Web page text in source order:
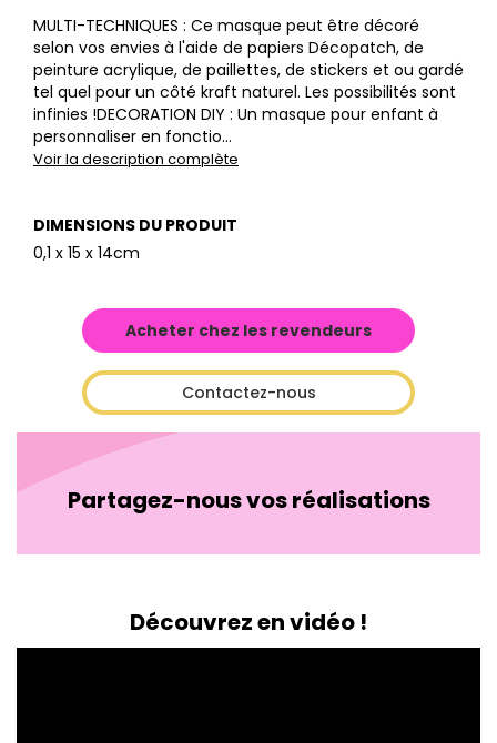
MULTI-TECHNIQUES : Ce masque peut être décoré
selon vos envies à l'aide de papiers Décopatch, de
peinture acrylique, de paillettes, de stickers et ou gardé
tel quel pour un côté kraft naturel. Les possibilités sont
infinies !DECORATION DIY : Un masque pour enfant à
personnaliser en fonctio...
Voir la description complète
DIMENSIONS DU PRODUIT
0,1 x 15 x 14cm
Acheter chez les revendeurs
Contactez-nous
Partagez-nous vos réalisations
Découvrez en vidéo !